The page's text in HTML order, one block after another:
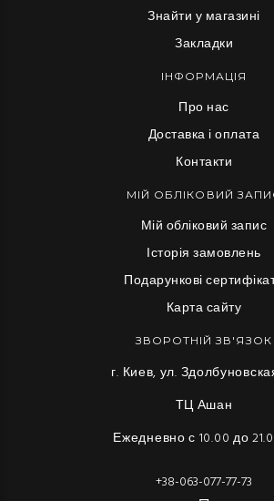
Знайти у магазині
Закладки
ІНФОРМАЦІЯ
Про нас
Доставка і оплата
Контакти
МІЙ ОБЛІКОВИЙ
Мій обліковий запис
Історія замовлень
Подарункові
Карта сайту
ЗВОРОТНІЙ ЗВ'ЯЗОК
г. Киев, ул.
ТЦ Ашан
Ежедневно с 10.00 до
+38-063-077-77-73